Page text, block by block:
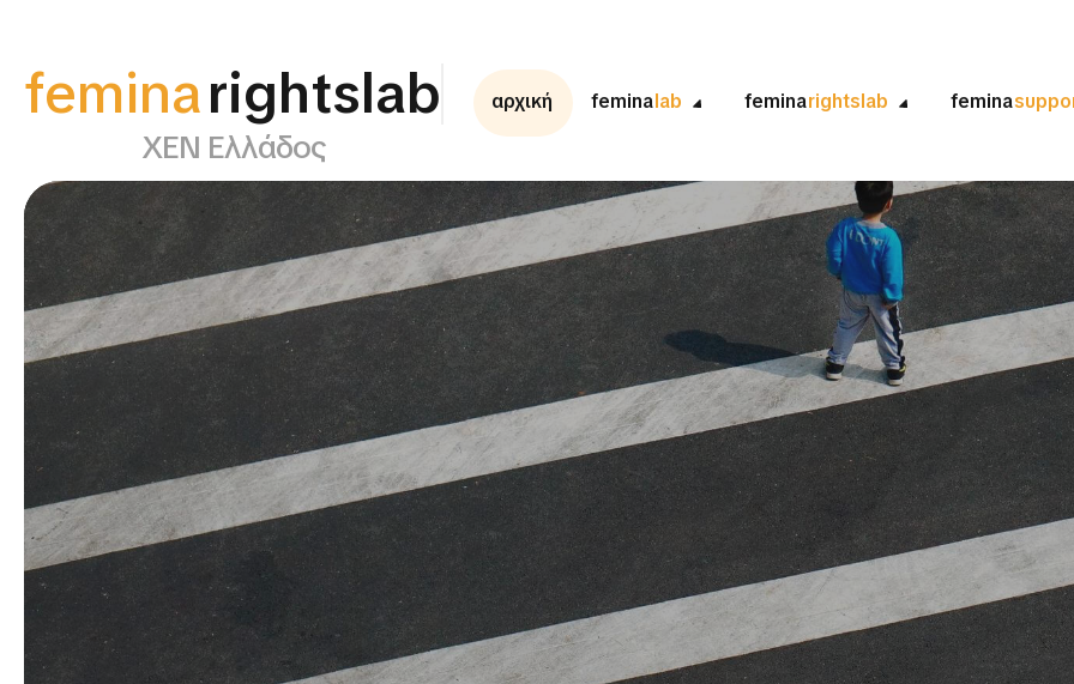
femina
supportlab
ΧΕΝ Ελλάδος
αρχική feminalab feminarightslab femina